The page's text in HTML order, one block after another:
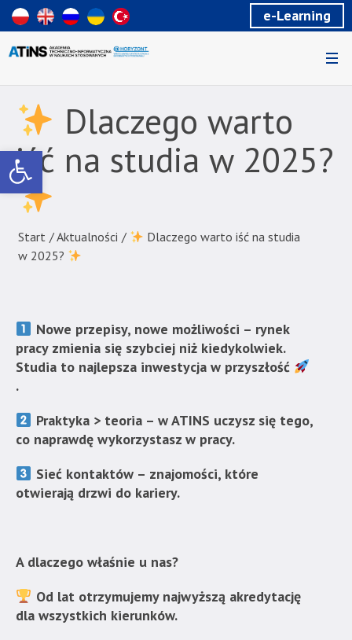
Wiadomość
dla
uzytkowników
ekranowychZnajdujesz
podstronie
Dlaczego
warto
Akademia
Techniczno-
Naukach
Strona
jest
menu
pozwalające
szybko
Otwórz pasek narzędzi
e-Learning
Dlaczego warto
iść na studia w 2025?
Start /Aktualności /
Dlaczego warto iść na studia
w 2025?
Nowe przepisy, nowe możliwości – rynek
pracy zmienia się szybciej niż kiedykolwiek.
Studia to najlepsza inwestycja w przyszłość
.
Praktyka > teoria – w ATINS uczysz się tego,
co naprawdę wykorzystasz w pracy.
Sieć kontaktów – znajomości, które
otwierają drzwi do kariery.
A dlaczego właśnie u nas?
Od lat otrzymujemy najwyższą akredytację
dla wszystkich kierunków.